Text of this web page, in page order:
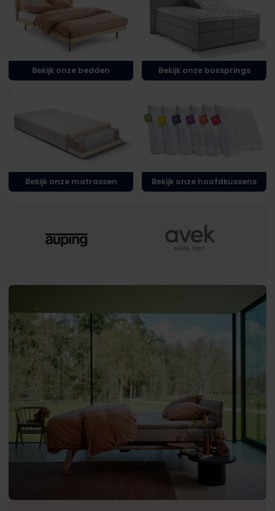
Bekijk onze bedden Bekijk onze boxsprings
Bekijk onze matrassen Bekijk onze hoofdkussens